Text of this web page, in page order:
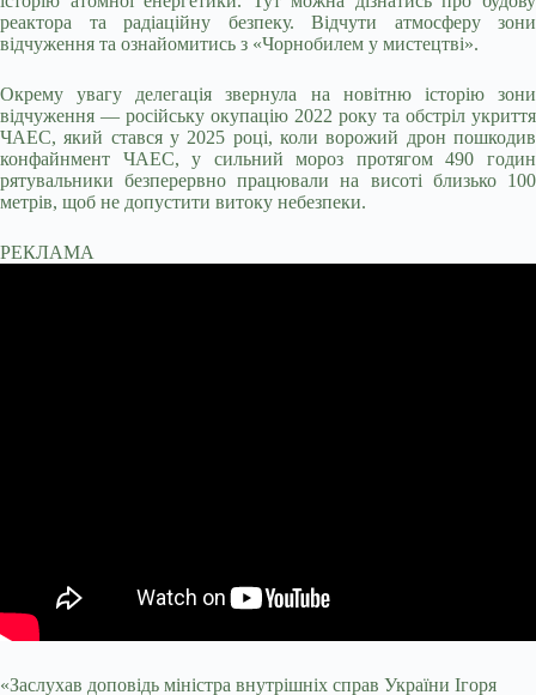
реактора та радіаційну безпеку. Відчути атмосферу зони
відчуження та ознайомитись з «Чорнобилем у мистецтві».
Окрему увагу делегація звернула на новітню історію зони
відчуження — російську окупацію 2022 року та обстріл укриття
ЧАЕС, який стався у 2025 році, коли ворожий дрон пошкодив
конфайнмент ЧАЕС, у сильний мороз протягом 490 годин
рятувальники безперервно працювали на висоті близько 100
метрів, щоб не допустити витоку небезпеки.
РЕКЛАМА
«Заслухав доповідь міністра внутрішніх справ України Ігоря